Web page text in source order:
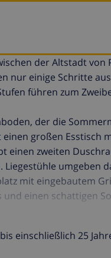
der Altstadt
nur einige Schritte
führen zum
der die
großen Esstisch
einen zweiten
umgeben
mit eingebautem
einen schattigen
einschließlich 25